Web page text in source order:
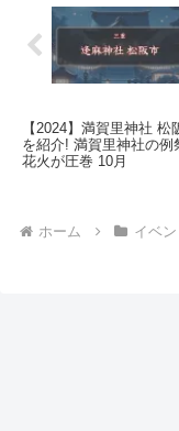
【2024】満賀里神社
を紹介! 満賀里神社の例
花火が圧巻 10月
ホーム イベン